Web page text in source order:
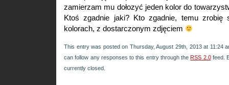
zamierzam mu dołozyć jeden kolor do
Ktoś zgadnie jaki? Kto zgadnie, temu zrobię
kolorach, z dostarczonym zdjęciem
This entry was posted on Thursday, August 29th, 2013 at 11:24
can follow any responses to this entry through the RSS 2.0feed.
currently closed.